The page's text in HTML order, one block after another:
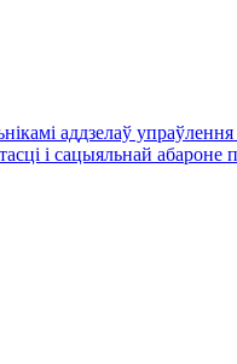
аддзелаў
і сацыяльнай абароне